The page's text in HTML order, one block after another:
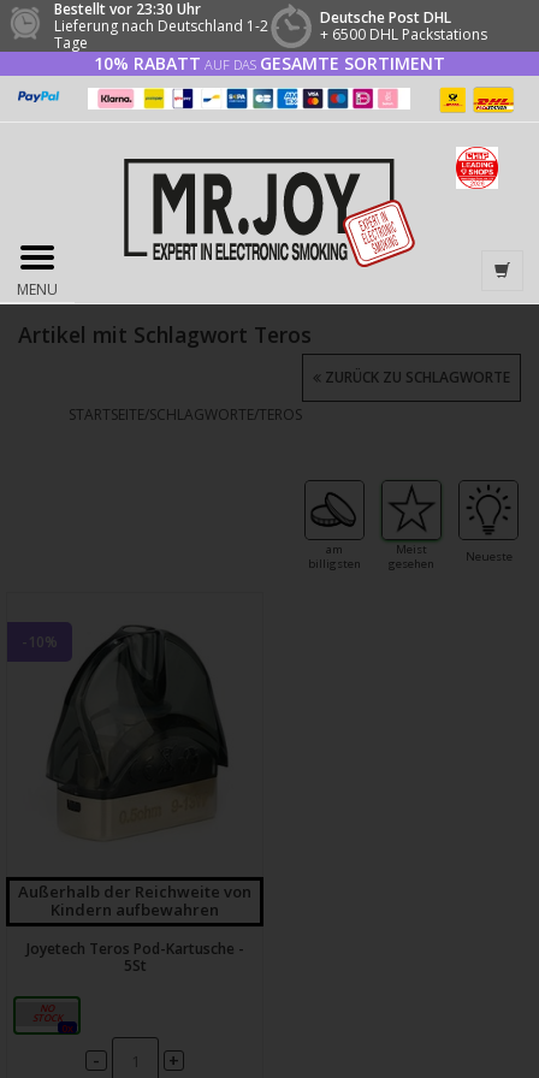
Bestellt vor 23:30 Uhr
Lieferung nach Deutschland 1-2
Tage
Deutsche Post DHL
+ 6500 DHL Packstations
10% RABATT AUF DAS GESAMTE SORTIMENT
MENU
Artikel mit Schlagwort Teros
STARTSEITE/SCHLAGWORTE/TEROS
ZURÜCK ZU SCHLAGWORTE
am
billigsten
Meist
gesehen
Neueste
-10%
Außerhalb der Reichweite von
Kindern aufbewahren
Joyetech Teros Pod-Kartusche -
5St
0,50 Ω
0x
- +